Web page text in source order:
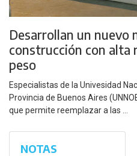
Desarrollan un nuevo
construcción con alta
peso
Especialistas de la Univesidad
Provincia de Buenos Aires
que permite reemplazar a las ...
NOTAS